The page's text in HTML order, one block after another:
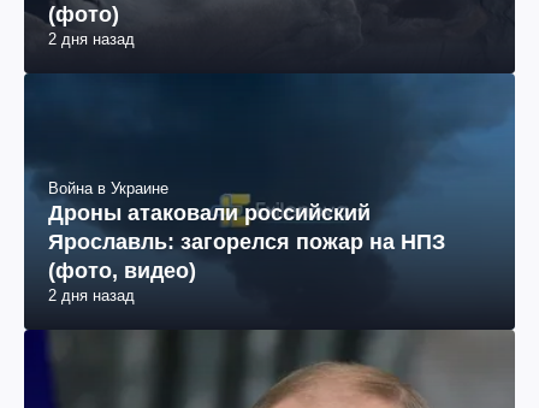
(фото)
2 дня назад
Война в Украине
Дроны атаковали российский
Ярославль: загорелся пожар на НПЗ
(фото, видео)
2 дня назад